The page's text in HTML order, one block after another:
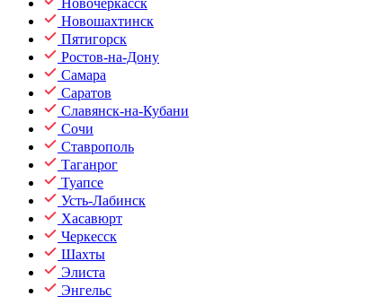
Новочеркасск
Новошахтинск
Пятигорск
Ростов-на-Дону
Самара
Саратов
Славянск-на-Кубани
Сочи
Ставрополь
Таганрог
Туапсе
Усть-Лабинск
Хасавюрт
Черкесск
Шахты
Элиста
Энгельс